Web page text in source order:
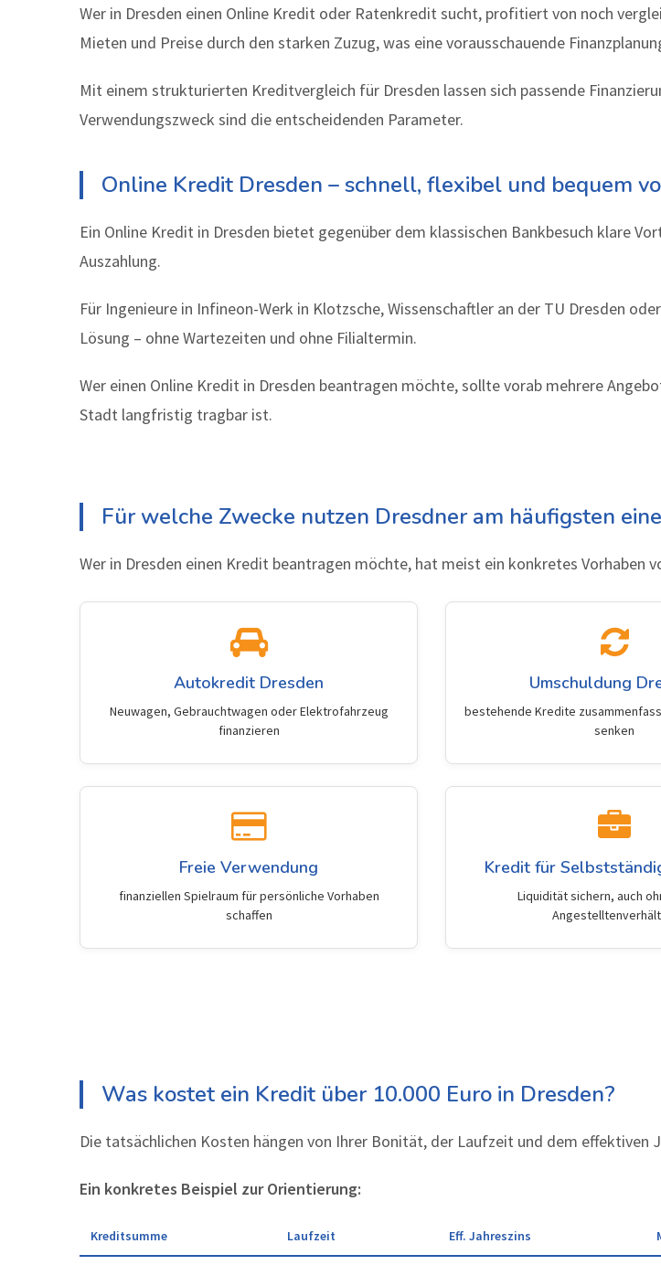
Wer in Dresden einen Online Kredit oder Ratenkredit sucht, profitiert von noch
Mieten und Preise durch den starken Zuzug, was eine vorausschauende
Mit einem strukturierten Kreditvergleich für Dresden lassen sich passende
Verwendungszweck sind die entscheidenden Parameter.
Online Kredit Dresden – schnell, flexibel und bequem
Ein Online Kredit in Dresden bietet gegenüber dem klassischen Bankbesuch klare
Auszahlung.
Für Ingenieure in Infineon-Werk in Klotzsche, Wissenschaftler an der TU Dresden
Lösung – ohne Wartezeiten und ohne Filialtermin.
Wer einen Online Kredit in Dresden beantragen möchte, sollte vorab mehrere
Stadt langfristig tragbar ist.
Für welche Zwecke nutzen Dresdner am häufigsten
Wer in Dresden einen Kredit beantragen möchte, hat meist ein konkretes Vorhaben
Autokredit Dresden
Neuwagen, Gebrauchtwagen oder Elektrofahrzeug
finanzieren
Umschuldung
bestehende Kredite
senken
Freie Verwendung
finanziellen Spielraum für persönliche Vorhaben
schaffen
Kredit für
Liquidität sichern, auch
Was kostet ein Kredit über 10.000 Euro in Dresden?
Die tatsächlichen Kosten hängen von Ihrer Bonität, der Laufzeit und dem effektiven
Ein konkretes Beispiel zur Orientierung:
Kreditsumme Laufzeit Eff. Jahreszins